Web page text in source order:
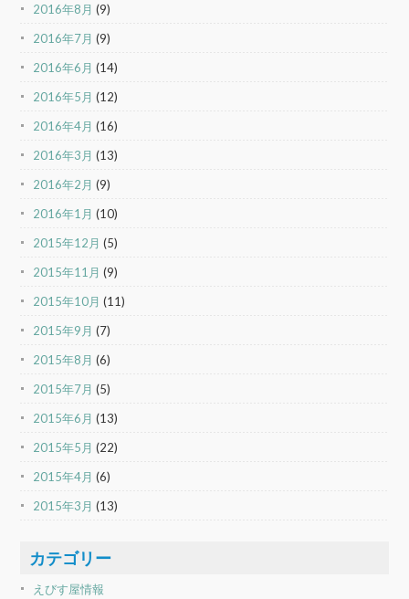
2016年8月 (9)
2016年7月 (9)
2016年6月 (14)
2016年5月 (12)
2016年4月 (16)
2016年3月 (13)
2016年2月 (9)
2016年1月 (10)
2015年12月 (5)
2015年11月 (9)
2015年10月 (11)
2015年9月 (7)
2015年8月 (6)
2015年7月 (5)
2015年6月 (13)
2015年5月 (22)
2015年4月 (6)
2015年3月 (13)
カテゴリー
えびす屋情報